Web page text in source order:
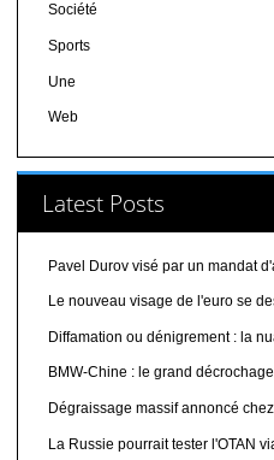
Société
Sports
Une
Web
Latest Posts
Pavel Durov visé par un mandat
Le nouveau visage de l'euro se
Diffamation ou dénigrement : la
BMW-Chine : le grand décrochage
Dégraissage massif annoncé
La Russie pourrait tester l'OTAN